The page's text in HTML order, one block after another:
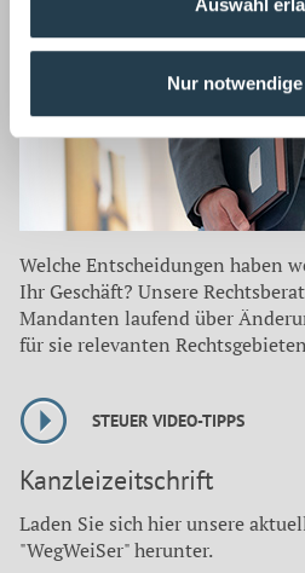
Nur
außergewöhnliche
Welche Entscheidungen haben
Ihr Geschäft? Unsere
Mandanten laufend über
für sie relevanten
STEUER VIDEO-TIPPS
Kanzleizeitschrift
Laden Sie sich hier unsere
"WegWeiSer" herunter.